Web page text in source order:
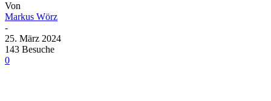
Von
Markus Wörz
-
25. März 2024
143 Besuche
0